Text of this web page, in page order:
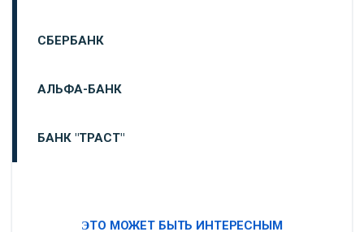
СБЕРБАНК
АЛЬФА-БАНК
БАНК "ТРАСТ"
ЭТО МОЖЕТ БЫТЬ ИНТЕРЕСНЫМ